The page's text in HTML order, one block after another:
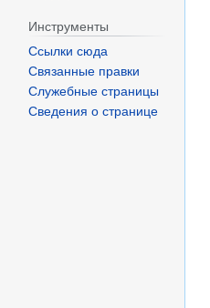
Инструменты
Ссылки сюда
Связанные правки
Служебные страницы
Сведения о странице